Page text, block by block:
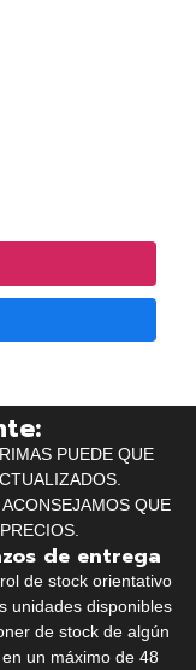
PUEDE QUE
QUE
de entrega
de stock orientativo
unidades disponibles
de stock de algún
un máximo de 48